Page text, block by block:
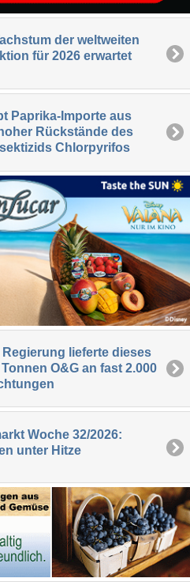
der weltweiten
für 2026 erwartet
Paprika-Importe aus
Rückstände des
Chlorpyrifos
lieferte dieses
O&G an fast 2.000
Woche 32/2026:
unter Hitze